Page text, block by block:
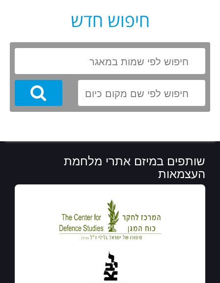
חיפוש חדש
Search
שותפים במיזם אתרי מלחמת
העצמאות